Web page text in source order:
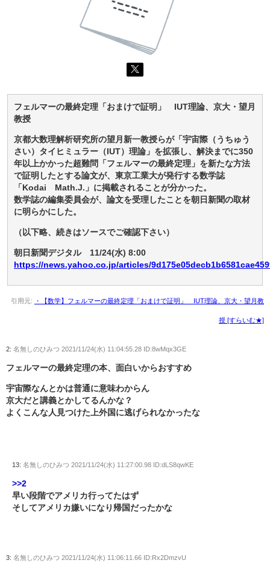
フェルマーの最終定理「おまけで証明」 IUT理論、京大・望月
教授
京都大数理解析研究所の望月新一教授らが「宇宙際（うちゅう
さい）タイヒミュラー（IUT）理論」を拡張し、解決までに350
年以上かかった超難問「フェルマーの最終定理」を新たな方法
で証明したとする論文が、東京工業大が発行する数学誌
「Kodai Math.J.」に掲載されることが分かった。
数学誌の編集委員会が、論文を受理したことを朝日新聞の取材
に明らかにした。
（以下略、続きはソースでご確認下さい）
朝日新聞デジタル 11/24(水) 8:00
https://news.yahoo.co.jp/articles/
引用元: ・【数学】フェルマーの最終定理「おまけで証明」 IUT理論、京大・望月教
授 [すらいむ★]
2: 名無しのひみつ 2021/11/24(水) 11:04:55.28 ID:8wMqx3GE
フェルマーの最終定理の本、面白いからおすすめ
宇宙際なんとかは普通に意味わからん
京大だと講義とかしてるんかな？
よくこんな人見つけた上外国に逃げられなかったな
13: 名無しのひみつ 2021/11/24(水) 11:27:00.98 ID:dLS8qwKE
>>2
早い段階でアメリカ行ってたはず
そしてアメリカ嫌いになり帰国だったかな
3: 名無しのひみつ 2021/11/24(水) 11:06:11.66 ID:Rx2DmzvU